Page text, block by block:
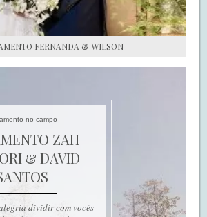
FERNANDA & WILSON
no campo
ZAH
& DAVID
dividir com vocês